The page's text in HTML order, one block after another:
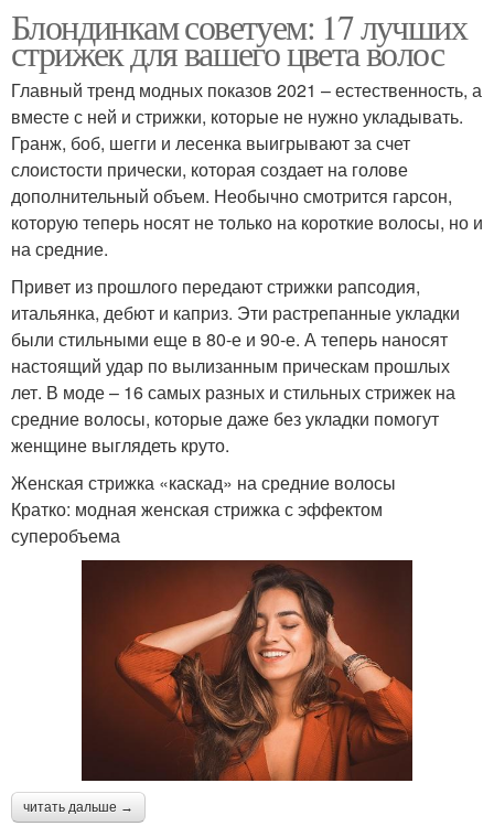
Блондинкам советуем: 17 лучших
стрижек для вашего цвета волос
Главный тренд модных показов 2021 – естественность, а
вместе с ней и стрижки, которые не нужно укладывать.
Гранж, боб, шегги и лесенка выигрывают за счет
слоистости прически, которая создает на голове
дополнительный объем. Необычно смотрится гарсон,
которую теперь носят не только на короткие волосы, но и
на средние.
Привет из прошлого передают стрижки рапсодия,
итальянка, дебют и каприз. Эти растрепанные укладки
были стильными еще в 80-е и 90-е. А теперь наносят
настоящий удар по вылизанным прическам прошлых
лет. В моде – 16 самых разных и стильных стрижек на
средние волосы, которые даже без укладки помогут
женщине выглядеть круто.
Женская стрижка «каскад» на средние волосы
Кратко: модная женская стрижка с эффектом
суперобъема
читать дальше →